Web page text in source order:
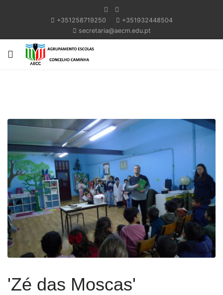
+351258719250
+351932448504
secretaria@aecm.edu.pt
'Zé das Moscas'